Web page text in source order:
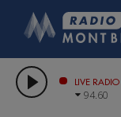
LIVE RADIO
94.60